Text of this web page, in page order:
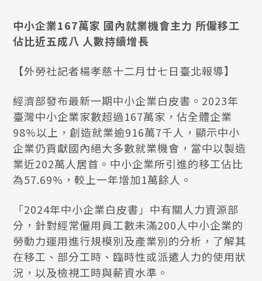
中小企業167萬家 國內就業機會主力 所僱移工
佔比近五成八 人數持續增長
【外勞社記者楊孝慈十二月廿七日臺北報導】
經濟部發布最新一期中小企業白皮書。2023年
臺灣中小企業家數超過167萬家，佔全體企業
98%以上，創造就業逾916萬7千人，顯示中小
企業仍貢獻國內絕大多數就業機會，當中以製造
業近202萬人居首。中小企業所引進的移工佔比
為57.69%，較上一年增加1萬餘人。
「2024年中小企業白皮書」中有關人力資源部
分，針對經常僱用員工數未滿200人中小企業的
勞動力運用進行規模別及產業別的分析，了解其
在移工、部分工時、臨時性或派遣人力的使用狀
況，以及檢視工時與薪資水準。